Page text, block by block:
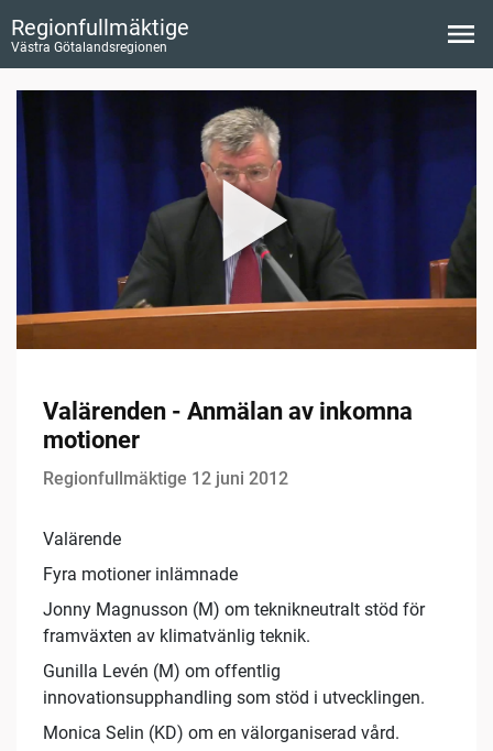
Regionfullmäktige
Västra Götalandsregionen
Valärenden - Anmälan av inkomna
motioner
Regionfullmäktige 12 juni 2012
Valärende
Fyra motioner inlämnade
Jonny Magnusson (M) om teknikneutralt stöd för
framväxten av klimatvänlig teknik.
Gunilla Levén (M) om offentlig
innovationsupphandling som stöd i utvecklingen.
Monica Selin (KD) om en välorganiserad vård.